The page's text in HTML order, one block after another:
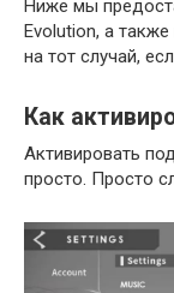
Ниже мы
Evolution, а
на тот случай,
Как
Активировать
просто. Просто